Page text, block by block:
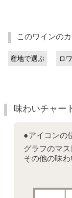
このワインの
産地で選ぶ ロ
味わいチャー
●アイコンの
グラフのマ
その他の味